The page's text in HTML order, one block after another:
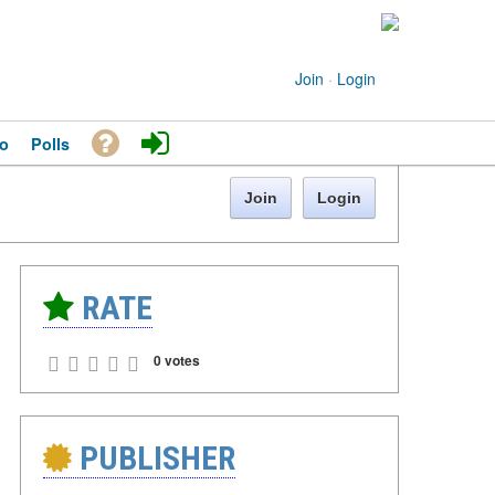
Join · Login
Polls
Join Login
RATE
0 votes
PUBLISHER